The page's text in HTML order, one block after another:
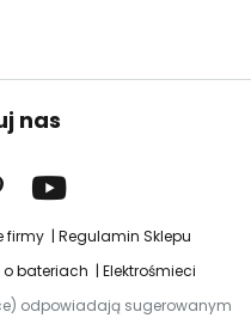
nas
firmy
Regulamin Sklepu
bateriach
Elektrośmieci
odpowiadają sugerowanym